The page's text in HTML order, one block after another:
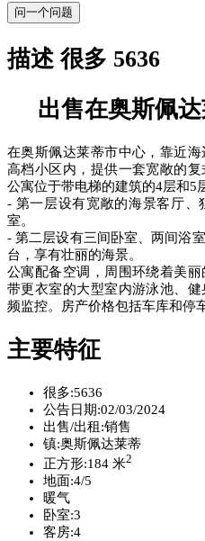
问一个问题
描述 很多 5636
出售在奥斯佩
在奥斯佩达莱蒂市中心，靠近海
高档小区内，提供一套宽敞的复
公寓位于带电梯的建筑的4层和5
- 第一层设有宽敞的海景客厅
室。
- 第二层设有三间卧室、两间浴
台，享有壮丽的海景。
公寓配备空调，周围环绕着美
带更衣室的大型室内游泳池、
频监控。房产价格包括车库和停
主要特征
很多:5636
公告日期:02/03/2024
出售/出租:销售
镇:奥斯佩达莱蒂
正方形:184 米2
地面:4/5
暖气
卧室:3
客房:4